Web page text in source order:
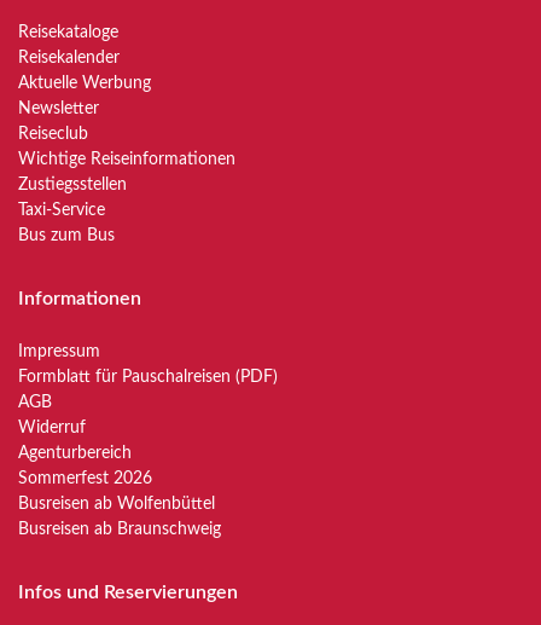
Reisekataloge
Reisekalender
Aktuelle Werbung
Newsletter
Reiseclub
Wichtige Reiseinformationen
Zustiegsstellen
Taxi-Service
Bus zum Bus
Informationen
Impressum
Formblatt für Pauschalreisen (PDF)
AGB
Widerruf
Agenturbereich
Sommerfest 2026
Busreisen ab Wolfenbüttel
Busreisen ab Braunschweig
Infos und Reservierungen